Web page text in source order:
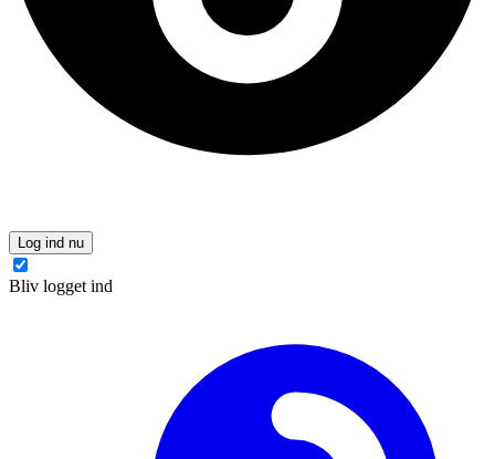
Log ind nu
Bliv logget ind